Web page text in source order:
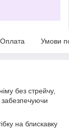
Оплата Умови
без стрейчу,
на блискавку